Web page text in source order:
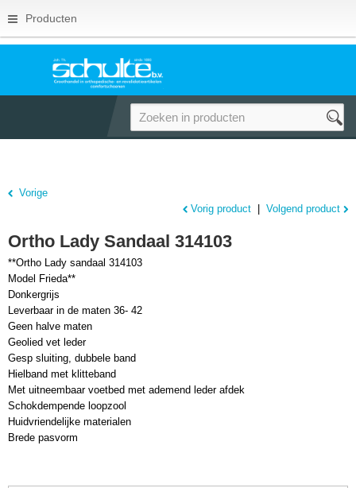
Producten
Vorige
Vorig product
Volgend product
Ortho Lady Sandaal 314103
**Ortho Lady sandaal 314103
Model Frieda**
Donkergrijs
Leverbaar in de maten 36- 42
Geen halve maten
Geolied vet leder
Gesp sluiting, dubbele band
Hielband met klitteband
Met uitneembaar voetbed met ademend leder afdek
Schokdempende loopzool
Huidvriendelijke materialen
Brede pasvorm